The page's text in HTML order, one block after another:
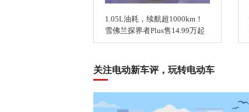
1.05L油耗，续航超1000km！
雪佛兰探界者Plus售14.99万起
关注电动新车评，玩转电动车